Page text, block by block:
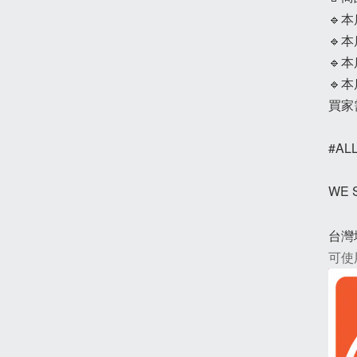
🔹
🔹
🔹
🔹
買
WE
台
可使